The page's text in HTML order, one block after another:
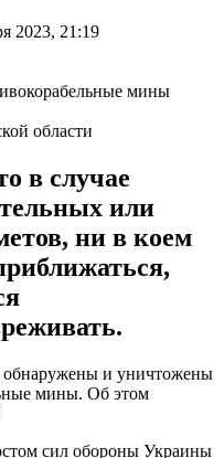
2023, 21:19
области
в случае
или
ни в коем
обнаружены и уничтожены
мины. Об этом
сил обороны Украины